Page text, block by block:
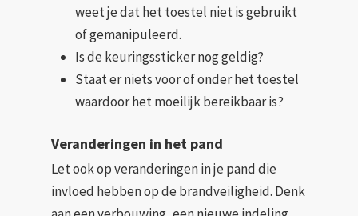
weet je dat het toestel niet is gebruikt
of gemanipuleerd.
Is de keuringssticker nog geldig?
Staat er niets voor of onder het toestel
waardoor het moeilijk bereikbaar is?
Veranderingen in het pand
Let ook op veranderingen in je pand die
invloed hebben op de brandveiligheid. Denk